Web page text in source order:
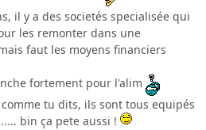
il y a des societés specialisée qui
les remonter dans une
faut les moyens financiers
fortement pour l'alim
comme tu dits, ils sont tous equipés
bin ça pete aussi !